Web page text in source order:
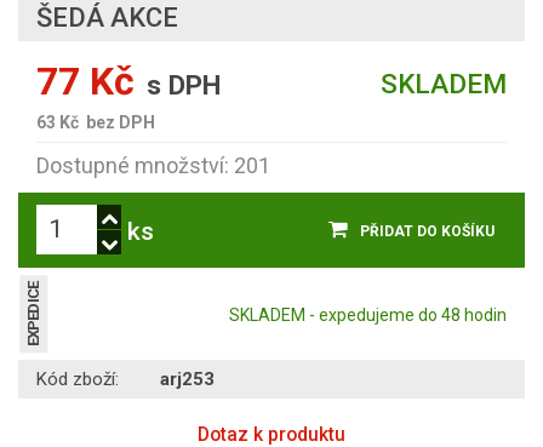
ŠEDÁ AKCE
SKLADEM
77 Kč s DPH
63 Kč bez DPH
Dostupné množství: 201
ks PŘIDAT DO KOŠÍKU
EXPEDICE SKLADEM - expedujeme do 48 hodin
Kód zboží: arj253
Dotaz k produktu